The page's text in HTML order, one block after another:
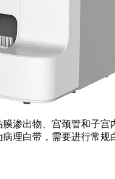
渗出物、宫颈管和子
理白带，需要进行常规